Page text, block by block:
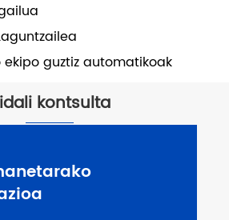
guztiz automatikoak
kontsulta